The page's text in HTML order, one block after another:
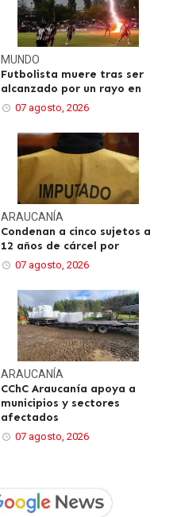
MUNDO
Futbolista muere tras ser
alcanzado por un rayo en
07 agosto, 2026
ARAUCANÍA
Condenan a cinco sujetos a
12 años de cárcel por
07 agosto, 2026
ARAUCANÍA
CChC Araucanía apoya a
municipios y sectores
afectados
07 agosto, 2026